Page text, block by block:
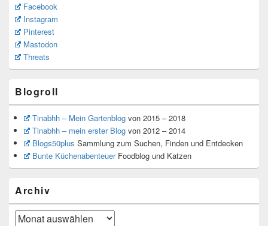
Facebook
Instagram
Pinterest
Mastodon
Threats
Blogroll
Tinabhh – Mein Gartenblogvon 2015 – 2018
Tinabhh – mein erster Blogvon 2012 – 2014
Blogs50plus Sammlung zum Suchen, Finden und Entdecken
Bunte KüchenabenteuerFoodblog und Katzen
Archiv
Archiv